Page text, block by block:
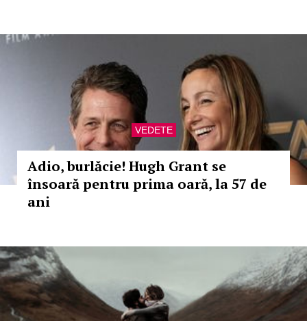
VEDETE
Adio, burlăcie! Hugh Grant se
însoară pentru prima oară, la 57 de
ani